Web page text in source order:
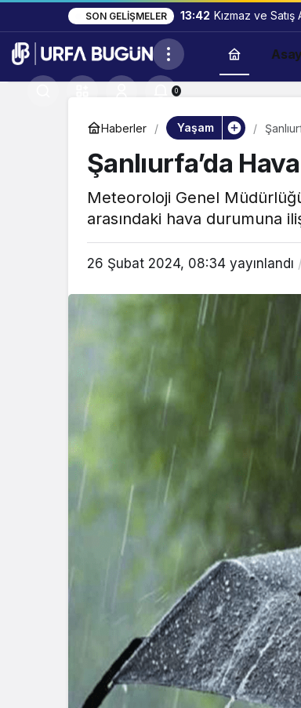
SON GELIŞMELER 13:42 Kızmaz ve
0
Haberler Yaşam
Şanlıurfa’da
Meteoroloji Genel
arasındaki hava durumuna
26 Şubat 2024, 08:34 yayınlandı